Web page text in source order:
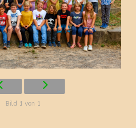
Bild 1 von 1